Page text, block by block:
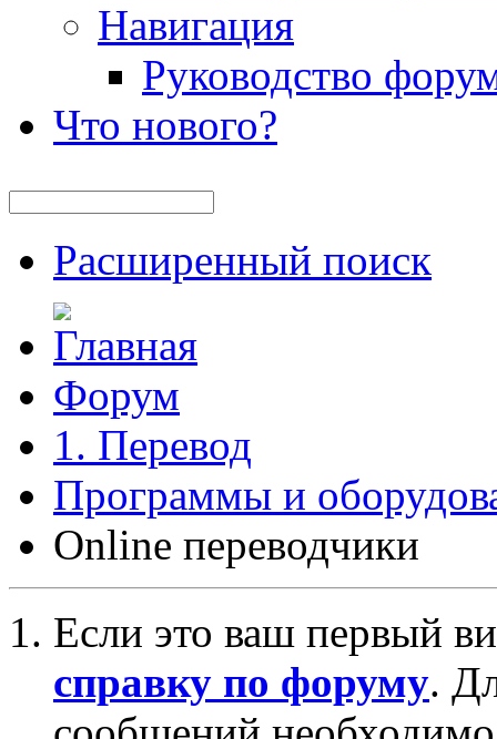
Навигация
Руководство
Что нового?
Расширенный поиск
Форум
1. Перевод
Программы и
Online переводчики
Если это ваш первый
справку по форуму.